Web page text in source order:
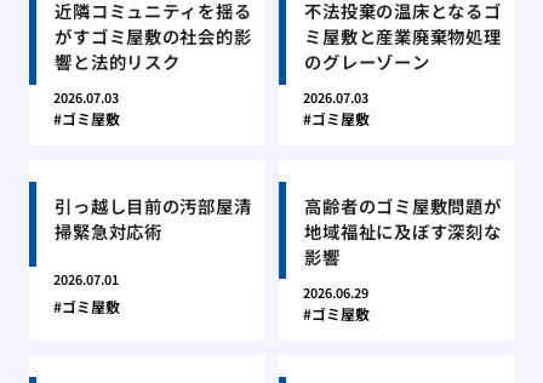
近隣コミュニティを揺る
がすゴミ屋敷の社会的影
響と法的リスク
2026.07.03
ゴミ屋敷
不法投棄の温床となるゴ
ミ屋敷と産業廃棄物処理
のグレーゾーン
2026.07.03
ゴミ屋敷
引っ越し目前の汚部屋清
掃緊急対応術
2026.07.01
ゴミ屋敷
高齢者のゴミ屋敷問題が
地域福祉に及ぼす深刻な
影響
2026.06.29
ゴミ屋敷